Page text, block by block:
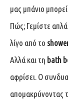
μας μπάνιο
Πώς; Γεμίστε
λίγο από το
Αλλά και τη bath
αφρίσει. Ο
απομακρύνοντας